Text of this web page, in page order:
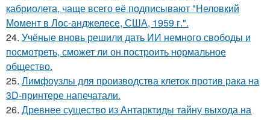
кабриолета, чаще всего её подписывают "Неловкий
Момент в Лос-анджелесе, США, 1959 г.".
24. Учёные вновь решили дать ИИ немного свободы и
посмотреть, сможет ли он построить нормальное
общество.
25. Лимфоузлы для производства клеток против рака на
3D-принтере напечатали.
26. Древнее существо из Антарктиды тайну выхода на